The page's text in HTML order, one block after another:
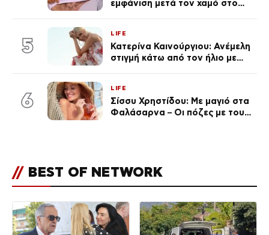
εμφάνιση μετά τον χαμό στο
5
LIFE
Κατερίνα Καινούργιου: Ανέμελη
στιγμή κάτω από τον ήλιο με
6
LIFE
Σίσσυ Χρηστίδου: Με μαγιό στα
Φαλάσαρνα – Οι πόζες με τους
// BEST OF NETWORK